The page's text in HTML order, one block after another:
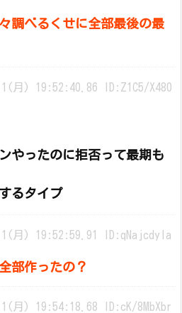
調べるくせに全部最後の最
月) 19:52:40.86 ID:Z1C5/X480
やったのに拒否って最期も
るタイプ
月) 19:52:59.91 ID:qNajcdyla
部作ったの？
月) 19:54:18.68 ID:cK/8MbXbr